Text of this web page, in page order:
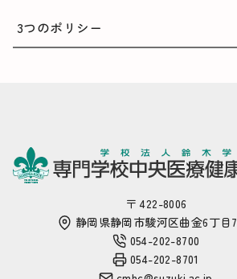
3つのポリシー
〒 422-8006
静岡県静岡市駿河区曲金6丁目
054-202-8700
054-202-8701